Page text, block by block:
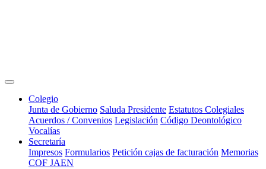
Colegio
Junta de Gobierno Saluda Presidente Estatutos Colegiales
Acuerdos / Convenios Legislación Código Deontológico
Vocalías
Secretaría
Impresos Formularios Petición cajas de facturación Memorias
COF JAEN